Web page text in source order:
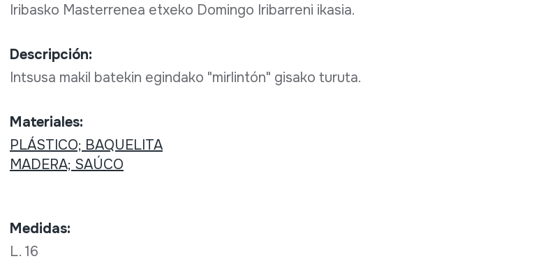
Iribasko Masterrenea etxeko Domingo Iribarreni ikasia.
Descripción:
Intsusa makil batekin egindako "mirlintón" gisako turuta.
Materiales:
PLÁSTICO; BAQUELITA
MADERA; SAÚCO
Medidas:
L. 16